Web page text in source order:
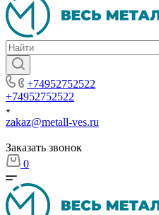
+74952752522
+74952752522
zakaz@metall-ves.ru
Заказать звонок
0